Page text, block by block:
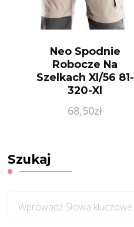
Neo Spodnie
Robocze Na
Szelkach Xl/56 81-
320-Xl
68,50zł
Szukaj
czegoś?